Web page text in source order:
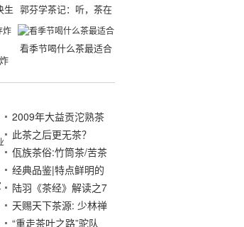
郭芬学茶记：听，茶在
说话 ||美女习茶
生
看季节喝什么茶最适合
2009年大益贡沱熟茶
开汤
此茶之后更无茶？
「情系天雄原创一等
奖文章哦」
佤族茶俗:竹筒茶/苦茶
经典品鉴|特点鲜明的
布朗大树茶润元昌
201千山润
陆羽《茶经》解读之7
天赐天下茶源: 少林禅
茶入茶城
“重走茶叶之路”驼队